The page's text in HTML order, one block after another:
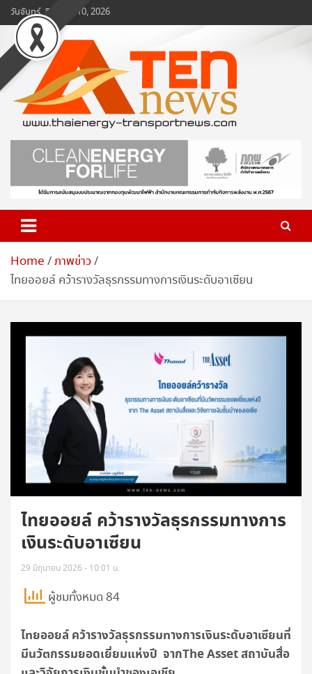
Skip
to
content
วันจันทร์, สิงหาคม 10, 2026
www.ten-news.com
ข่าวพลังงานและคมนาคม
Home ภาพข่าว
ไทยออยล์ คว้ารางวัลธุรกรรมทางการเงินระดับอาเซียน
ไทยออยล์ คว้ารางวัลธุรกรรมทางการ
เงินระดับอาเซียน
29 มิถุนายน 2026 - 10:01 น.
ผู้ชมทั้งหมด 84
ไทยออยล์ คว้ารางวัลธุรกรรมทางการเงินระดับอาเซียนที่
มีนวัตกรรมยอดเยี่ยมแห่งปี จากThe Asset สถาบันสื่อ